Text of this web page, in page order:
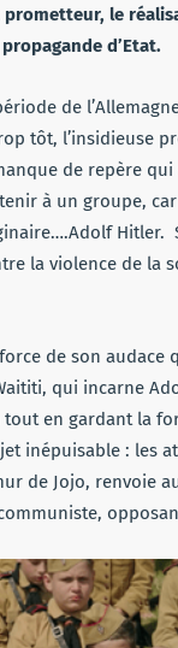
le
d’Etat.
de
tôt, l’insidieuse
de repère
à un groupe,
la violence de la
de son
qui incarne
en gardant la
inépuisable : les
de Jojo, renvoie